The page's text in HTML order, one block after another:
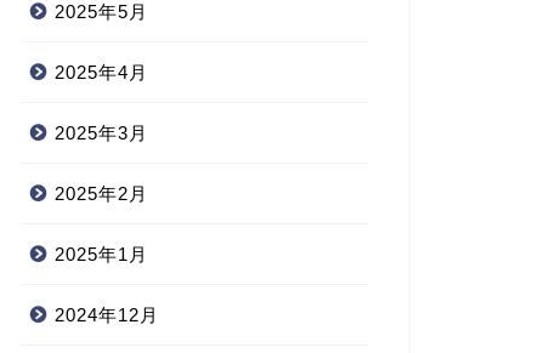
2025年5月
2025年4月
2025年3月
2025年2月
2025年1月
2024年12月